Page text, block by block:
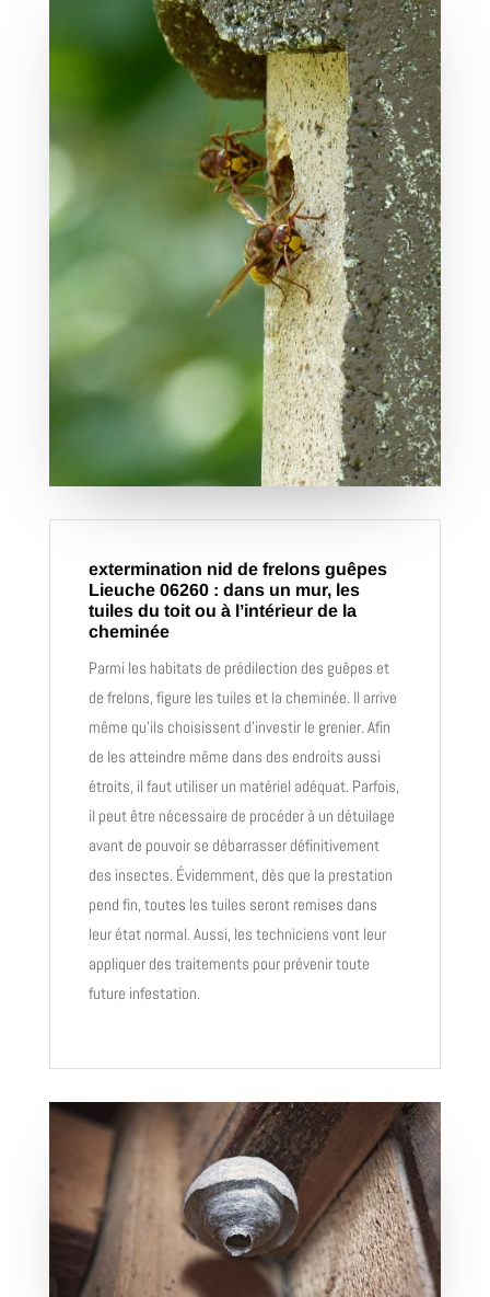
extermination nid de frelons guêpes
Lieuche 06260 : dans un mur, les
tuiles du toit ou à l’intérieur de la
cheminée
Parmi les habitats de prédilection des guêpes et
de frelons, figure les tuiles et la cheminée. Il arrive
même qu’ils choisissent d’investir le grenier. Afin
de les atteindre même dans des endroits aussi
étroits, il faut utiliser un matériel adéquat. Parfois,
il peut être nécessaire de procéder à un détuilage
avant de pouvoir se débarrasser définitivement
des insectes. Évidemment, dès que la prestation
pend fin, toutes les tuiles seront remises dans
leur état normal. Aussi, les techniciens vont leur
appliquer des traitements pour prévenir toute
future infestation.